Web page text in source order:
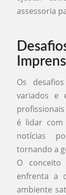
assessoria
Os
variados e
é lidar com
notícias
tornando a
O conceito
enfrenta a
ambiente